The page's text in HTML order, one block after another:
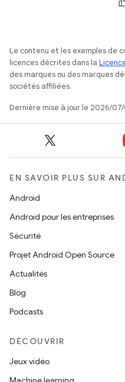
Le contenu et les exemples de
licences décrites dans la
des marques ou des marques
sociétés affiliées.
Dernière mise à jour le 2026/07/
EN SAVOIR PLUS SUR
Android
Android pour les entreprises
Sécurité
Projet Android Open Source
Actualités
Blog
Podcasts
DÉCOUVRIR
Jeux vidéo